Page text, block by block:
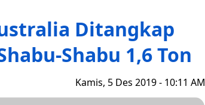
Ditangkap
Shabu 1,6 Ton
Kamis, 5 Des 2019 - 10:11 AM